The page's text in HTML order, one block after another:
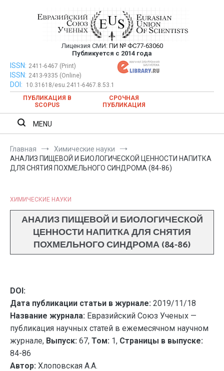
Евразийский Союз Ученых —
публикация научных статей в
ежемесячном научном журнале
Лицензия СМИ: ПИ № ФС77-63060
Публикуется с 2014 года
Евразийский Союз Ученых — публикация научных статей в
ежемесячном научном журнале
ISSN: 2411-6467 (Print)
ISSN: 2413-9335 (Online)
DOI:
10.31618/esu.2411-6467.8.53.1
ПУБЛИКАЦИЯ В
SCOPUS
СРОЧНАЯ
ПУБЛИКАЦИЯ
MENU
Главная
Химические науки
АНАЛИЗ ПИЩЕВОЙ И БИОЛОГИЧЕСКОЙ ЦЕННОСТИ НАПИТКА
ДЛЯ СНЯТИЯ ПОХМЕЛЬНОГО СИНДРОМА (84-86)
ХИМИЧЕСКИЕ НАУКИ
АНАЛИЗ ПИЩЕВОЙ И БИОЛОГИЧЕСКОЙ
ЦЕННОСТИ НАПИТКА ДЛЯ СНЯТИЯ
ПОХМЕЛЬНОГО СИНДРОМА (84-86)
DOI:
Дата публикации статьи в журнале: 2019/11/18
Название журнала: Евразийский Союз Ученых —
публикация научных статей в ежемесячном научном
журнале, Выпуск: 67, Том: 1, Страницы в выпуске:
84-86
Автор: Хлоповская А.А.